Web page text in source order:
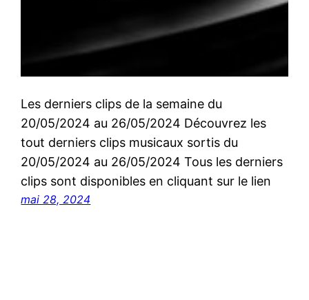
Les derniers clips de la semaine du
20/05/2024 au 26/05/2024 Découvrez les
tout derniers clips musicaux sortis du
20/05/2024 au 26/05/2024 Tous les derniers
clips sont disponibles en cliquant sur le lien
mai 28, 2024